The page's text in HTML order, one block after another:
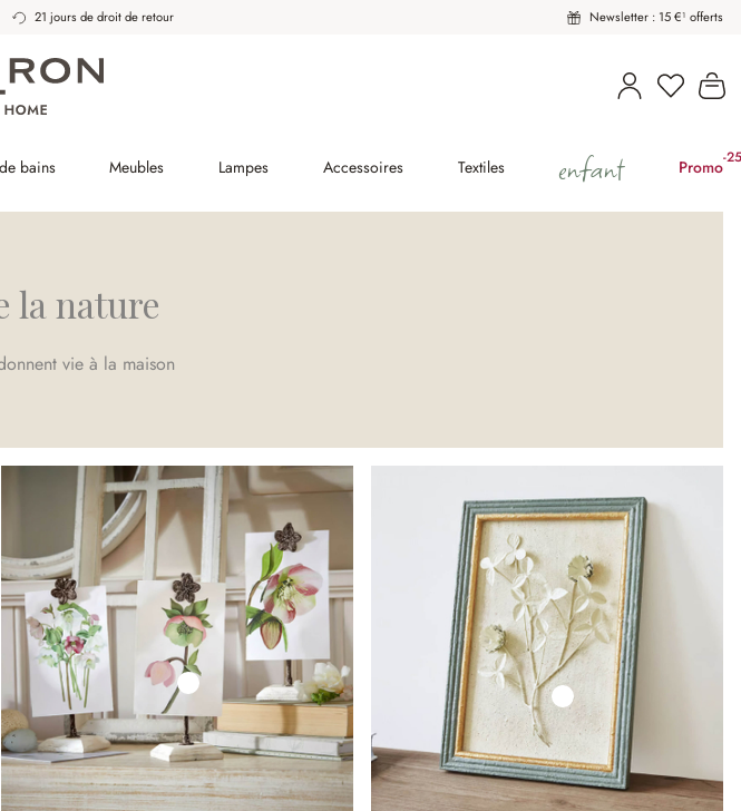
21 jours de droit de retour Newsletter : 15 €¹ offerts
Vous
bains Meubles Lampes Accessoires Textiles enfant Promo-
la nature
vie à la maison